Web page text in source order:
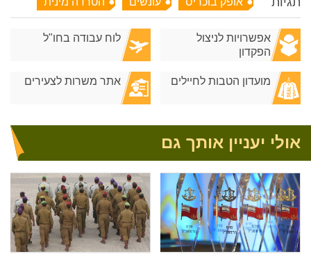
אפשרויות לניצול
הפקדון
לוח עבודה בחו"ל
מועדון הטבות לחיילים אתר משרות לצעירים
אולי יעניין אותך גם